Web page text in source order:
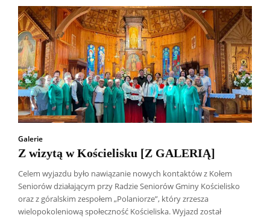
Galerie
Z wizytą w Kościelisku [Z GALERIĄ]
Celem wyjazdu było nawiązanie nowych kontaktów z Kołem
Seniorów działającym przy Radzie Seniorów Gminy Kościelisko
oraz z góralskim zespołem „Polaniorze”, który zrzesza
wielopokoleniową społeczność Kościeliska. Wyjazd został